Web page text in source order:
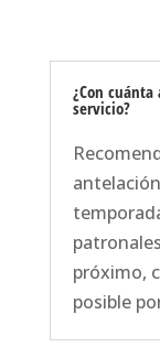
¿Con
servicio?
próximo,
posible